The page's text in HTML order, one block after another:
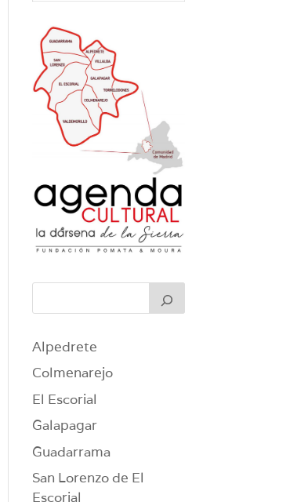
Alpedrete
Colmenarejo
El Escorial
Galapagar
Guadarrama
San Lorenzo de El
Escorial